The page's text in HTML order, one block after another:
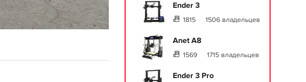
Ender 3
1815 1506 владельцев
Anet A8
1569 1715 владельцев
Ender 3 Pro